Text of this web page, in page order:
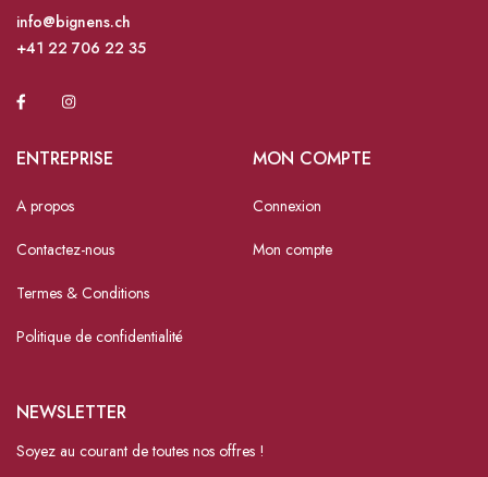
info@bignens.ch
+41 22 706 22 35
ENTREPRISE
A propos
Contactez-nous
Termes & Conditions
Politique de confidentialité
MON COMPTE
Connexion
Mon compte
NEWSLETTER
Soyez au courant de toutes nos offres !